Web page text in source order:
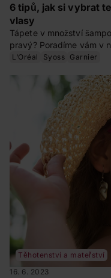
6 tipů, jak si vybrat
vlasy
Tápete v množství
pravý? Poradíme vám v
vlasy a vaši vlasovou
L‘Oréal Syoss Garnier
Těhotenství a mateřství
16. 6. 2023